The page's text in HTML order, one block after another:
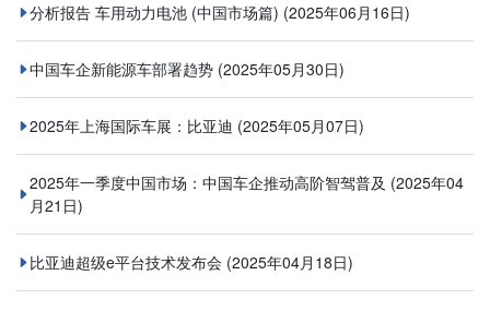
分析报告 车用动力电池 (中国市场篇) (2025年06月16日)
中国车企新能源车部署趋势 (2025年05月30日)
2025年上海国际车展：比亚迪 (2025年05月07日)
2025年一季度中国市场：中国车企推动高阶智驾普及 (2025年04
月21日)
比亚迪超级e平台技术发布会 (2025年04月18日)